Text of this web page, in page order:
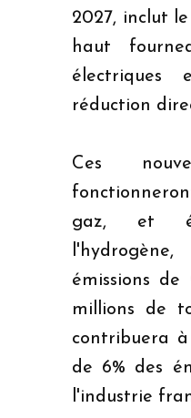
2027, inclut
haut
réduction
Ces
gaz, et
émissions
millions de
contribuera
de 6% des
l'industrie